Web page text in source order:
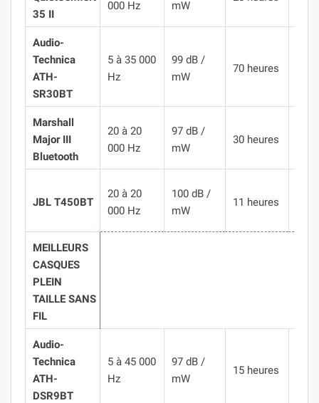
35 II
000 Hz
mW
Audio-
Technica
ATH-
SR30BT
5 à 35 000
Hz
99 dB /
mW
70 heures
Marshall
Major III
Bluetooth
20 à 20
000 Hz
97 dB /
mW
30 heures
JBL T450BT
20 à 20
000 Hz
100 dB /
mW
11 heures
MEILLEURS
CASQUES
PLEIN
TAILLE SANS
FIL
Audio-
Technica
ATH-
DSR9BT
5 à 45 000
Hz
97 dB /
mW
15 heures